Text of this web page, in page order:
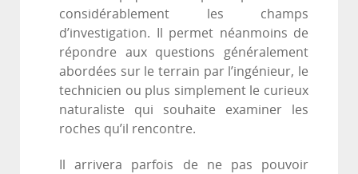
considérablement les champs
d’investigation. Il permet néanmoins de
répondre aux questions généralement
abordées sur le terrain par l’ingénieur, le
technicien ou plus simplement le curieux
naturaliste qui souhaite examiner les
roches qu’il rencontre.
Il arrivera parfois de ne pas pouvoir